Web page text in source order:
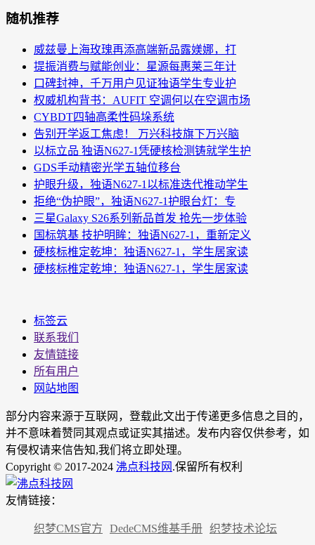
随机推荐
威兹曼上海玫瑰再添高端新品露媄娜，打
提振消费与赋能创业：星源每惠莱三年计
口碑封神，千万用户见证独语学生专业护
权威机构背书：AUFIT 空调何以在空调市场
CYBDT四轴高柔性码垛系统
告别开学返工焦虑！ 万兴科技旗下万兴脑
以标立品 独语N627-1凭硬核检测铸就学生护
GDS手动精密光学五轴位移台
护眼升级，独语N627-1以标准迭代推动学生
拒绝“伪护眼”，独语N627-1护眼台灯：专
三星Galaxy S26系列新品首发 抢先一步体验
国标筑基 技护明眸：独语N627-1，重新定义
硬核标椎定乾坤：独语N627-1，学生居家读
硬核标椎定乾坤：独语N627-1，学生居家读
标签云
联系我们
友情链接
所有用户
网站地图
部分内容来源于互联网，登载此文出于传递更多信息之目的，
并不意味着赞同其观点或证实其描述。发布内容仅供参考，如
有侵权请来信告知,我们将立即处理。
Copyright © 2017-2024 沸点科技网 .保留所有权利
友情链接：
织梦CMS官方 DedeCMS维基手册 织梦技术论坛